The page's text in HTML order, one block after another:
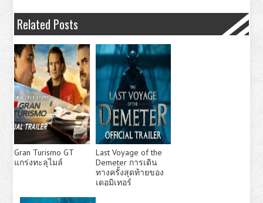
Related Posts
Gran Turismo GT
แกร่งทะลุไมล์
Last Voyage of the
Demeter การเดิน
ทางครั้งสุดท้ายของ
เดอมิเทอร์